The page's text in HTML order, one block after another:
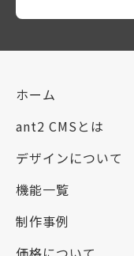
ホーム
ant2 CMSとは
デザインについて
機能一覧
制作事例